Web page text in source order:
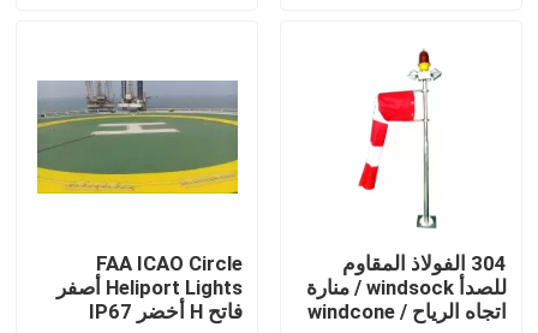
جولة في المعمل
مراقبة الجودة
اتصل بنا
اطلب اقتباس
304 الفولاذ المقاوم
للصدأ windsock / منارة
اتجاه الرياح / windcone
FAA ICAO Circle
Heliport Lights أصفر
فاتح H أخضر IP67